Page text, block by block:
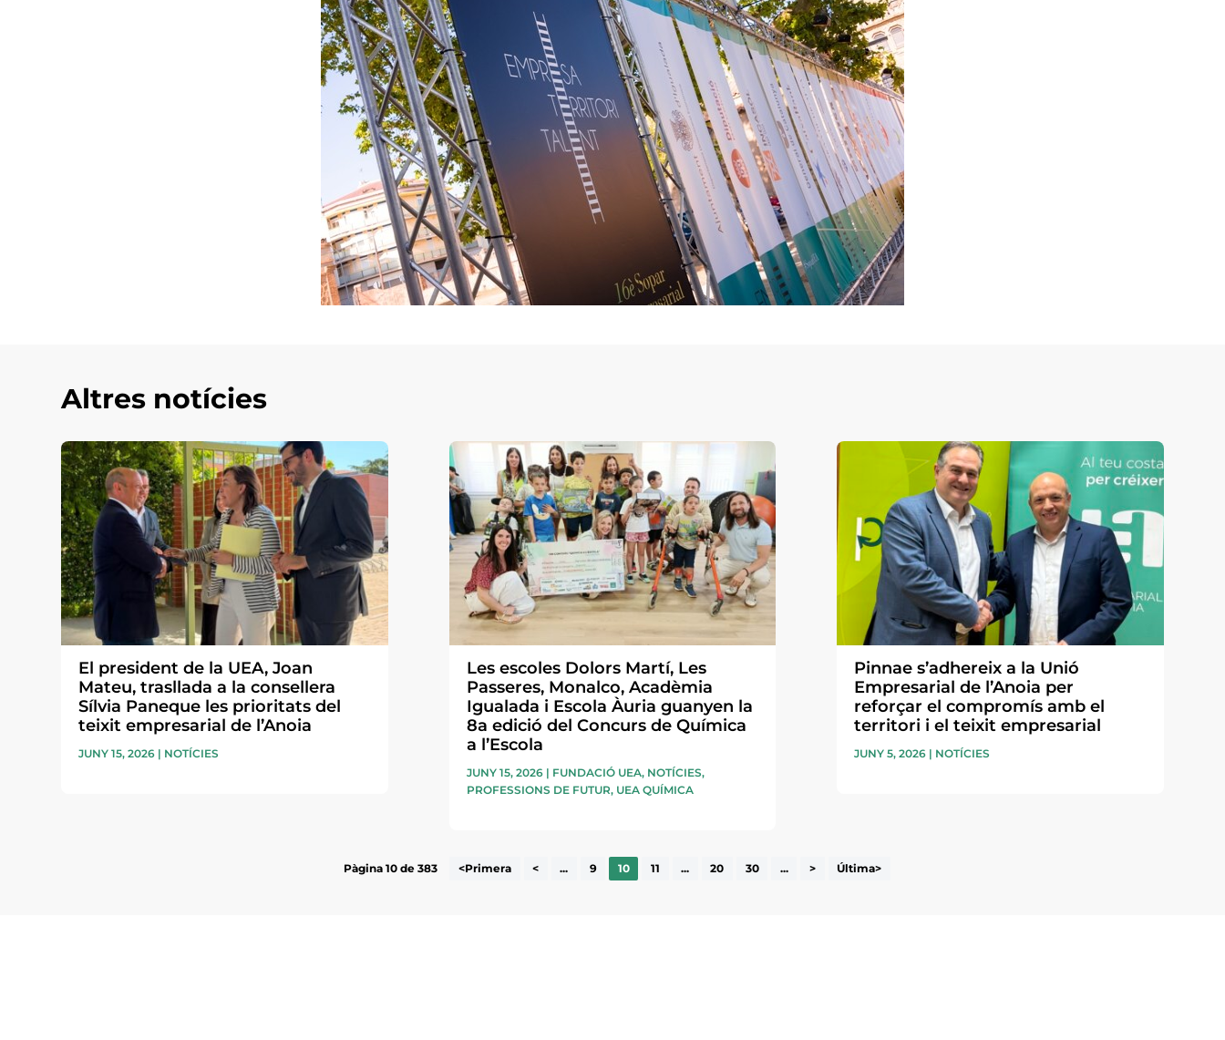
Altres notícies
El president de la UEA, Joan
Mateu, trasllada a la consellera
Sílvia Paneque les prioritats del
teixit empresarial de l’Anoia
JUNY 15, 2026 | NOTÍCIES
Les escoles Dolors Martí, Les
Passeres, Monalco, Acadèmia
Igualada i Escola Àuria guanyen la
8a edició del Concurs de Química
a l’Escola
JUNY 15, 2026| FUNDACIÓ UEA, NOTÍCIES,
PROFESSIONS DE FUTUR, UEA QUÍMICA
Pinnae s’adhereix a la Unió
Empresarial de l’Anoia per
reforçar el compromís amb el
territori i el teixit empresarial
JUNY 5, 2026| NOTÍCIES
Pàgina 10 de 383 <Primera < ... 9 10 11 ... 20 30 ... > Última>